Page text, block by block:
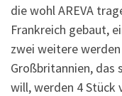
die wohl AREVA
Frankreich gebaut,
zwei weitere
Großbritannien, das
will, werden 4 Stück